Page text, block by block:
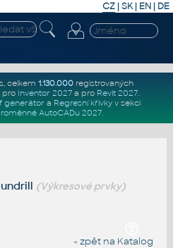
CZ | SK| EN | DE
celkem 1.130.000registrovaných
pro Inventor 2027a pro Revit 2027.
generátor a Regresní křivkyv sekci
AutoCADu 2027.
(Výkresové prvky)
« zpět na Katalog